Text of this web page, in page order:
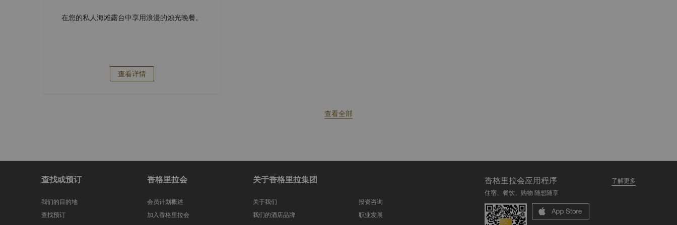
在您的私人海滩露台中享用浪漫的烛光晚餐。
查看详情
查看全部
查找或预订
我们的目的地
查找预订
香格里拉会
会员计划概述
加入香格里拉会
关于香格里拉集团
关于我们
我们的酒店品牌
投资咨询
职业发展
香格里拉会应用程序
了解更多
住宿、餐饮、购物 随想随享